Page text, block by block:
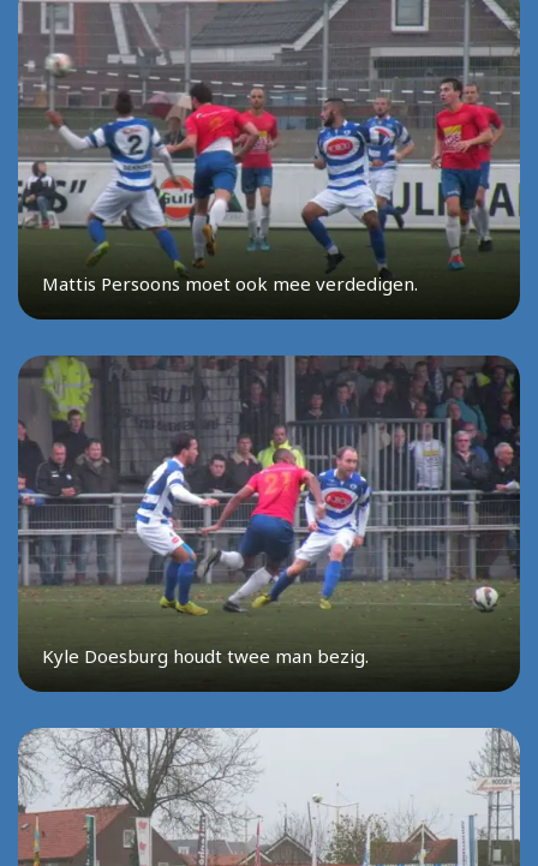
Mattis Persoons moet ook mee verdedigen.
Kyle Doesburg houdt twee man bezig.